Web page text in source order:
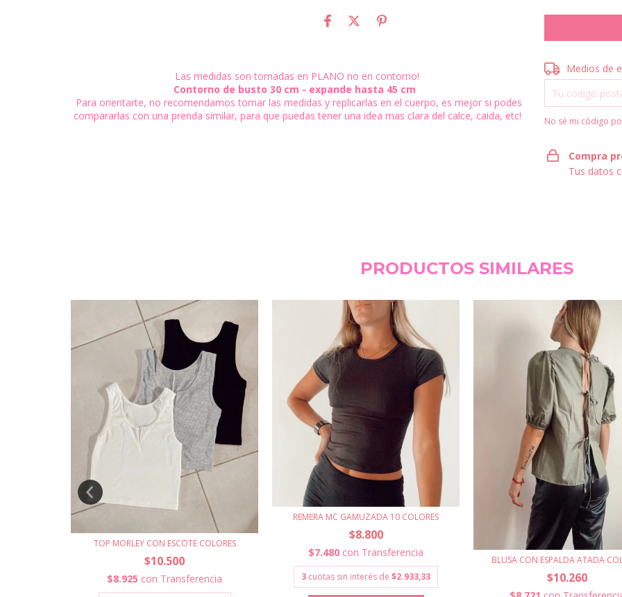
Las medidas son tomadas en PLANO no en contorno!
Contorno de busto 30 cm - expande hasta 45 cm
Para orientarte, no recomendamos tomar las medidas y replicarlas en el cuerpo, es mejor si podes
compararlas con una prenda similar, para que puedas tener una idea mas clara del calce, caida, etc!
Entregas para el
Medios de
No sé mi código
Compra
Tus datos
PRODUCTOS SIMILARES
TOP MORLEY CON ESCOTE COLORES
$10.500
$8.925 con Transferencia
REMERA MC GAMUZADA 10 COLORES
$8.800
$7.480 con Transferencia
3 cuotas sin interés de $2.933,33
BLUSA CON ESPALDA ATADA
$10.260